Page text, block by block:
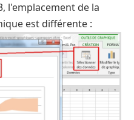
l'emplacement de la
est différente :